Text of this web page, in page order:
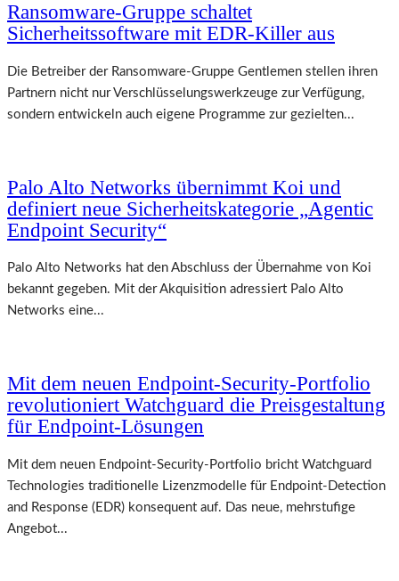
Ransomware-Gruppe schaltet
Sicherheitssoftware mit EDR-Killer aus
Die Betreiber der Ransomware-Gruppe Gentlemen stellen ihren
Partnern nicht nur Verschlüsselungswerkzeuge zur Verfügung,
sondern entwickeln auch eigene Programme zur gezielten...
Palo Alto Networks übernimmt Koi und
definiert neue Sicherheitskategorie „Agentic
Endpoint Security“
Palo Alto Networks hat den Abschluss der Übernahme von Koi
bekannt gegeben. Mit der Akquisition adressiert Palo Alto
Networks eine...
Mit dem neuen Endpoint-Security-Portfolio
revolutioniert Watchguard die Preisgestaltung
für Endpoint-Lösungen
Mit dem neuen Endpoint-Security-Portfolio bricht Watchguard
Technologies traditionelle Lizenzmodelle für Endpoint-Detection
and Response (EDR) konsequent auf. Das neue, mehrstufige
Angebot...